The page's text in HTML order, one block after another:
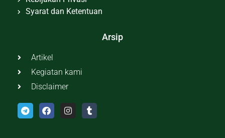
Syarat dan Ketentuan
Arsip
Artikel
Kegiatan kami
Disclaimer